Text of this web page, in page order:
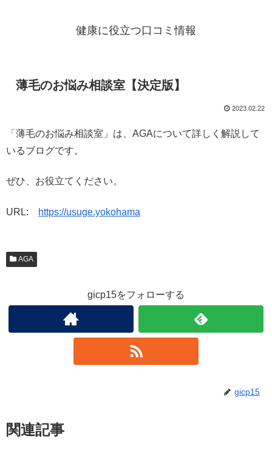
健康に役立つ口コミ情報
薄毛のお悩み相談室【決定版】
2023.02.22
「薄毛のお悩み相談室」は、AGAについて詳しく解説して
いるブログです。
ぜひ、お役立てください。
URL: https://usuge.yokohama
AGA
gicp15をフォローする
gicp15
関連記事